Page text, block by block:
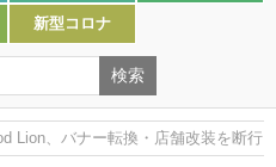
新型コロナ
Lion、バナー転換・店舗改装を断行